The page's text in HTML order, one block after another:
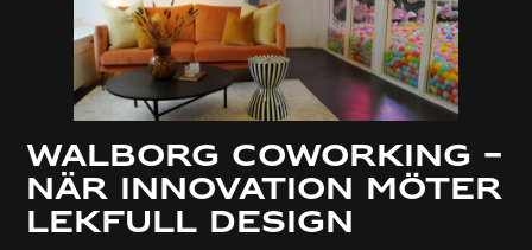
Walborg Coworking –
när innovation möter
lekfull design